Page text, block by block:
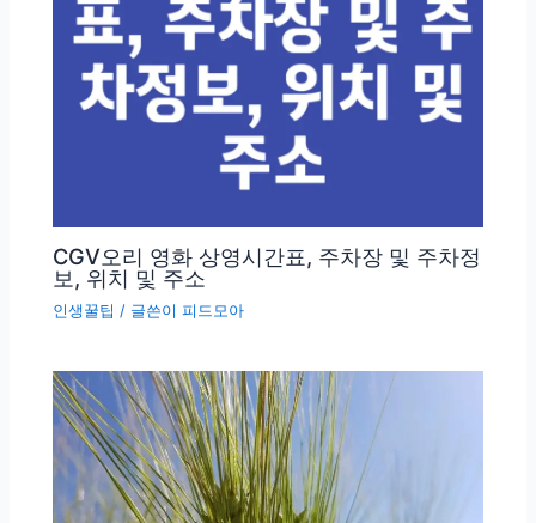
CGV오리 영화 상영시간표, 주차장 및 주차정
보, 위치 및 주소
인생꿀팁 / 글쓴이피드모아